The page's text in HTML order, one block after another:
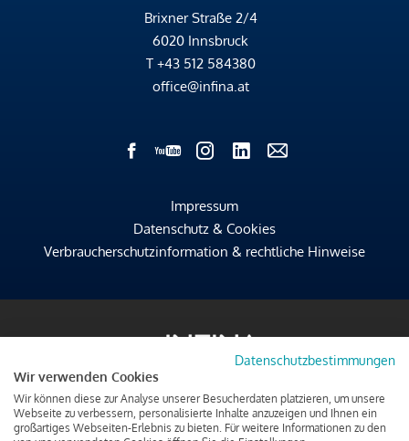
Brixner Straße 2/4
6020 Innsbruck
T +43 512 584380
office@infina.at
Impressum
Datenschutz & Cookies
Verbraucherschutzinformation & rechtliche Hinweise
Datenschutzbestimmungen
Wir verwenden Cookies
Wir können diese zur Analyse unserer Besucherdaten platzieren, um unsere
Webseite zu verbessern, personalisierte Inhalte anzuzeigen und Ihnen ein
großartiges Webseiten-Erlebnis zu bieten. Für weitere Informationen zu den